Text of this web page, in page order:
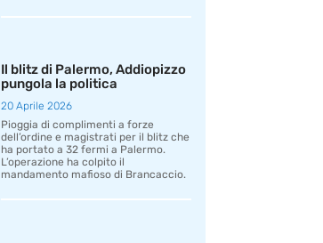
Il blitz di Palermo, Addiopizzo
pungola la politica
20 Aprile 2026
Pioggia di complimenti a forze
dell’ordine e magistrati per il blitz che
ha portato a 32 fermi a Palermo.
L’operazione ha colpito il
mandamento mafioso di Brancaccio.